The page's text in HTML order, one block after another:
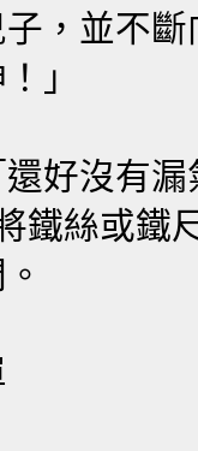
，並不
」
好沒有
鐵絲或鐵